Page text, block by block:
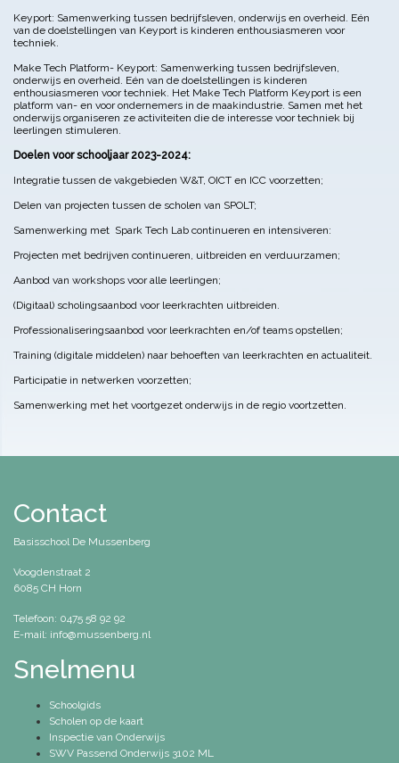
Keyport: Samenwerking tussen bedrijfsleven, onderwijs en overheid. Eén
van de doelstellingen van Keyport is kinderen enthousiasmeren voor
techniek.
Make Tech Platform- Keyport: Samenwerking tussen bedrijfsleven,
onderwijs en overheid. Eén van de doelstellingen is kinderen
enthousiasmeren voor techniek. Het Make Tech Platform Keyport is een
platform van- en voor ondernemers in de maakindustrie. Samen met het
onderwijs organiseren ze activiteiten die de interesse voor techniek bij
leerlingen stimuleren.
Doelen voor schooljaar 2023-2024:
Integratie tussen de vakgebieden W&T, OICT en ICC voorzetten;
Delen van projecten tussen de scholen van SPOLT;
Samenwerking met Spark Tech Lab continueren en intensiveren:
Projecten met bedrijven continueren, uitbreiden en verduurzamen;
Aanbod van workshops voor alle leerlingen;
(Digitaal) scholingsaanbod voor leerkrachten uitbreiden.
Professionaliseringsaanbod voor leerkrachten en/of teams opstellen;
Training (digitale middelen) naar behoeften van leerkrachten en actualiteit.
Participatie in netwerken voorzetten;
Samenwerking met het voortgezet onderwijs in de regio voortzetten.
Contact
Basisschool De Mussenberg
Voogdenstraat 2
6085 CH Horn
Telefoon: 0475 58 92 92
E-mail: info@mussenberg.nl
Snelmenu
Schoolgids
Scholen op de kaart
Inspectie van Onderwijs
SWV Passend Onderwijs 3102 ML